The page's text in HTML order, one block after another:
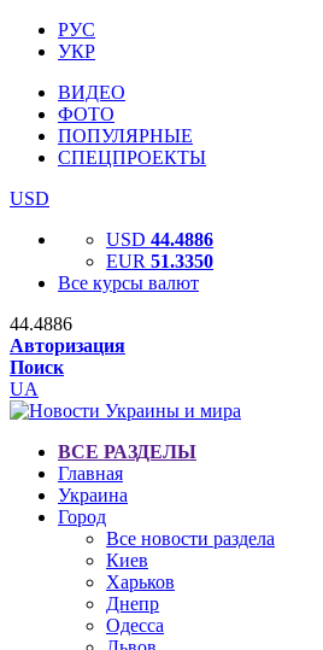
РУС
УКР
ВИДЕО
ФОТО
ПОПУЛЯРНЫЕ
СПЕЦПРОЕКТЫ
USD
USD 44.4886
EUR 51.3350
Все курсы валют
44.4886
Авторизация
Поиск
UA
ВСЕ РАЗДЕЛЫ
Главная
Украина
Город
Все новости раздела
Киев
Харьков
Днепр
Одесса